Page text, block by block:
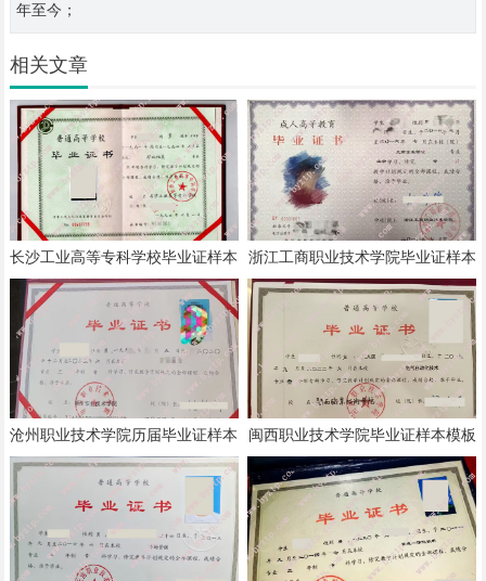
年至今；
相关文章
长沙工业高等专科学校毕业证样本
模板
浙江工商职业技术学院毕业证样本
模板
沧州职业技术学院历届毕业证样本
模板
闽西职业技术学院毕业证样本模板